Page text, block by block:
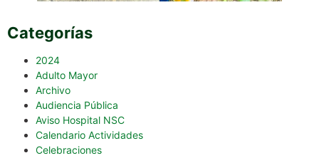
Categorías
2024
Adulto Mayor
Archivo
Audiencia Pública
Aviso Hospital NSC
Calendario Actividades
Celebraciones